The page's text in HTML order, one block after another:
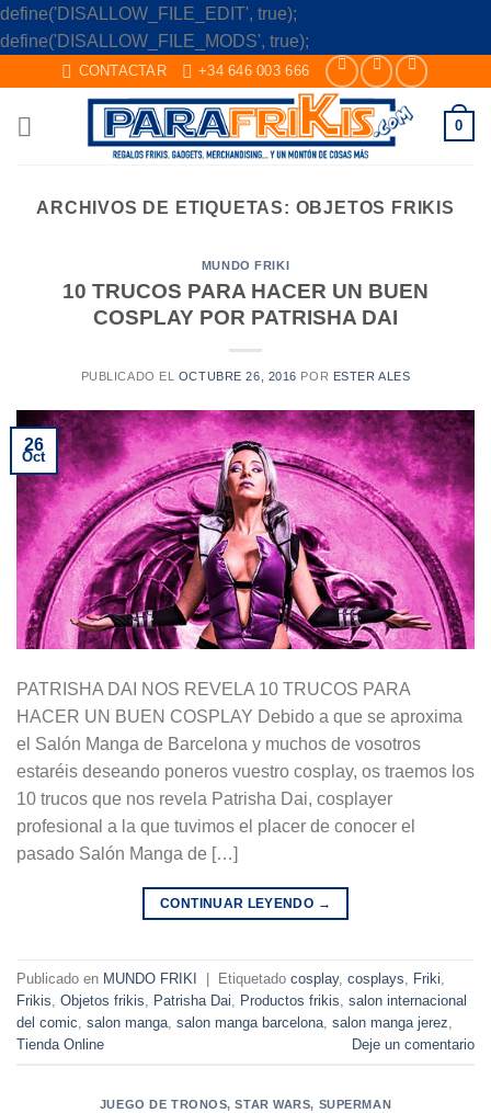
define('DISALLOW_FILE_EDIT', true);
define('DISALLOW_FILE_MODS', true);
to
content
CONTACTAR +34 646 003 666
0
ARCHIVOS DE ETIQUETAS: OBJETOS FRIKIS
MUNDO FRIKI
10 TRUCOS PARA HACER UN BUEN
COSPLAY POR PATRISHA DAI
PUBLICADO EL OCTUBRE 26, 2016 POR ESTER ALES
26
Oct
PATRISHA DAI NOS REVELA 10 TRUCOS PARA
HACER UN BUEN COSPLAY Debido a que se aproxima
el Salón Manga de Barcelona y muchos de vosotros
estaréis deseando poneros vuestro cosplay, os traemos los
10 trucos que nos revela Patrisha Dai, cosplayer
profesional a la que tuvimos el placer de conocer el
pasado Salón Manga de […]
CONTINUAR LEYENDO →
Publicado en MUNDO FRIKI | Etiquetado cosplay, cosplays Friki
Frikis Objetos frikis Patrisha Dai Productos frikis salon internacional
del comic salon manga salon manga barcelona salon manga jerez
Tienda Online
Deje un comentario
JUEGO DE TRONOS,STAR WARS, SUPERMAN